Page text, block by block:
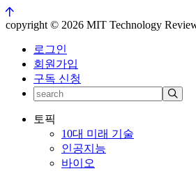
copyright © 2026 MIT Technology
로그인
회원가입
구독 신청
토픽
10대 미래 기술
인공지능
바이오